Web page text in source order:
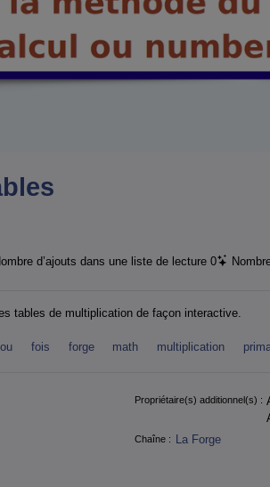
d’ajouts dans une liste de lecture 0
tables de multiplication de façon interactive.
fois forge math multiplication
Propriétaire(s) additionnel(s) :
Chaîne : La Forge